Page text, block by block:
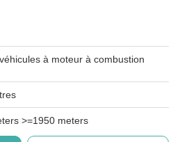
à moteur à combustion
>=1950 meters